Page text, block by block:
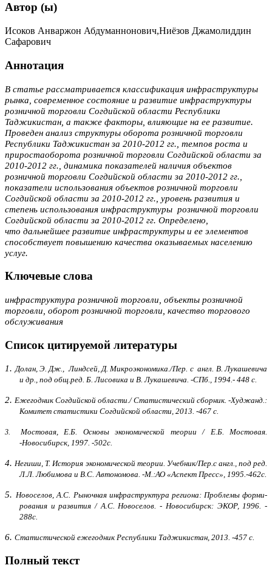
Автор (ы)
Исоков Анваржон Абдуманнонович,Ниёзов Джамолиддин
Сафарович
Аннотация
В статье рассматривается классификация инфраструктуры
рынка, современ­ное состояние и развитие инфраструктуры
розничной торговли Согдийской области Республики
Таджикистан, а также факторы, влияющие на ее развитие.
Проведен анализ структуры оборота розничной торговли
Республики Таджикистан за 2010-2012 гг., темпов роста и
приростаоборота розничной торговли Согдий­ской области за
2010-2012 гг., динамика показателей наличия объектов
розничной торговли Согдийской области за 2010-2012 гг.,
показатели использования объектов розничной торговли
Согдийской области за 2010-2012 гг., уровень развития и
степень использования инфраструктуры розничной торговли
Согдий­ской области за 2010-2012 гг. Определено,
что дальнейшее развитие инфраструк­туры и ее элементов
способствует повышению качества оказываемых населению
услуг.
Ключевые слова
инфраструктура розничной торговли, объекты розничной
торговли, оборот розничной торговли, качество торгового
обслуживания
Список цитируемой литературы
1. Долан, Э. Дж., Линдсей, Д. Микроэкономика./Пер. с англ. В. Лукашевича
и др., под общ.ред. Б. Лисовика и В. Лукашевича. -СПб., 1994.- 448 с.
2. Ежегодник Согдийской области./ Статистический сборник. -Худжанд.:
Комитет статистики Согдийской области, 2013. -467 с.
3. Мостовая, Е.Б. Основы экономической теории /
Е.Б. Мостовая.
-Новосибирск, 1997. -502с.
4. Негиши, Т. История экономической теории. Учебник/Пер.с англ., под ред.
Л.Л. Любимова и В.С. Автономова. -М.:АО «Аспект Пресс», 1995.-462с.
5. Новоселов, А.С. Рыночная инфраструктура региона: Проблемы фор­ми­
ро­ва­ния и развития / А.С. Новоселов. - Новосибирск: ЭКОР, 1996. -
288с.
6. Статистической ежегодник Республики Таджикистан, 2013. -457 с.
Полный текст